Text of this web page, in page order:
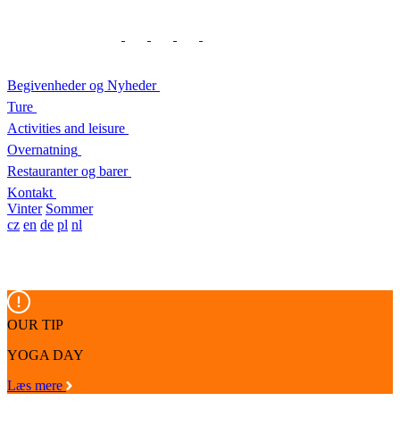
Begivenheder og Nyheder
Ture
Activities and leisure
Overnatning
Restauranter og barer
Kontakt
Vinter Sommer
cz en de pl nl
OUR TIP
YOGA DAY
Læs mere